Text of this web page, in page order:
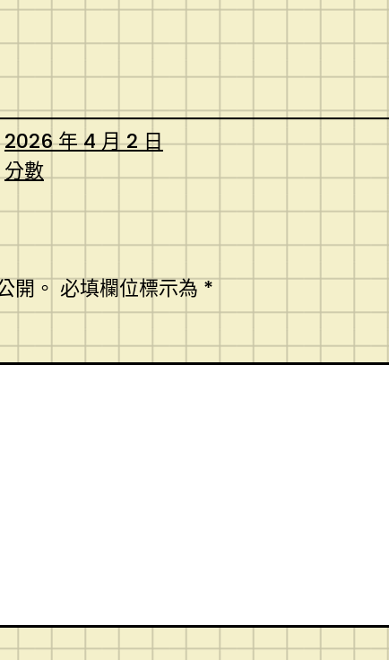
2026 年 4 月 2 日
分數
開。必填欄位標示為*